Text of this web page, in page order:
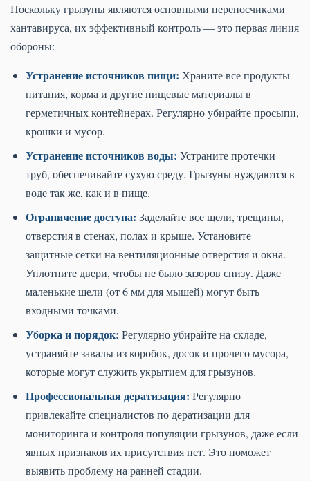
Поскольку грызуны являются основными переносчиками
хантавируса, их эффективный контроль — это первая линия
обороны:
Устранение источников пищи: Храните все продукты
питания, корма и другие пищевые материалы в
герметичных контейнерах. Регулярно убирайте просыпи,
крошки и мусор.
Устранение источников воды: Устраните протечки
труб, обеспечивайте сухую среду. Грызуны нуждаются в
воде так же, как и в пище.
Ограничение доступа: Заделайте все щели, трещины,
отверстия в стенах, полах и крыше. Установите
защитные сетки на вентиляционные отверстия и окна.
Уплотните двери, чтобы не было зазоров снизу. Даже
маленькие щели (от 6 мм для мышей) могут быть
входными точками.
Уборка и порядок: Регулярно убирайте на складе,
устраняйте завалы из коробок, досок и прочего мусора,
которые могут служить укрытием для грызунов.
Профессиональная дератизация: Регулярно
привлекайте специалистов по дератизации для
мониторинга и контроля популяции грызунов, даже если
явных признаков их присутствия нет. Это поможет
выявить проблему на ранней стадии.